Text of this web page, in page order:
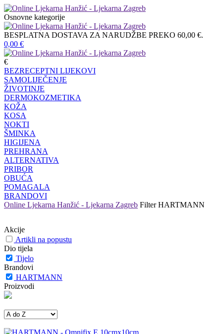
Osnovne kategorije
BESPLATNA DOSTAVA ZA NARUDŽBE PREKO 60,00 €.
0,00 €
€
BEZRECEPTNI LIJEKOVI
SAMOLIJEČENJE
ŽIVOTINJE
DERMOKOZMETIKA
KOŽA
KOSA
NOKTI
ŠMINKA
HIGIJENA
PREHRANA
ALTERNATIVA
PRIBOR
OBUĆA
POMAGALA
BRANDOVI
Online Ljekarna Hanžić - Ljekarna Zagreb Filter HARTMANN
Akcije
Artikli na popustu
Dio tijela
Tijelo
Brandovi
HARTMANN
Proizvodi